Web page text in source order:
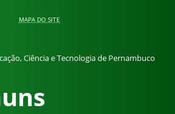
MAPA DO SITE
Ciência e Tecnologia de Pernambuco